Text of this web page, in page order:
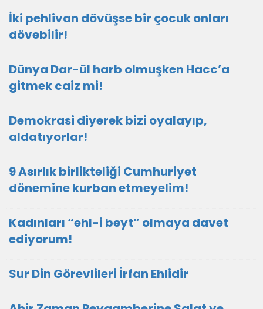
İki pehlivan dövüşse bir çocuk onları
dövebilir!
Dünya Dar-ül harb olmuşken Hacc’a
gitmek caiz mi!
Demokrasi diyerek bizi oyalayıp,
aldatıyorlar!
9 Asırlık birlikteliği Cumhuriyet
dönemine kurban etmeyelim!
Kadınları “ehl-i beyt” olmaya davet
ediyorum!
Sur Din Görevlileri İrfan Ehlidir